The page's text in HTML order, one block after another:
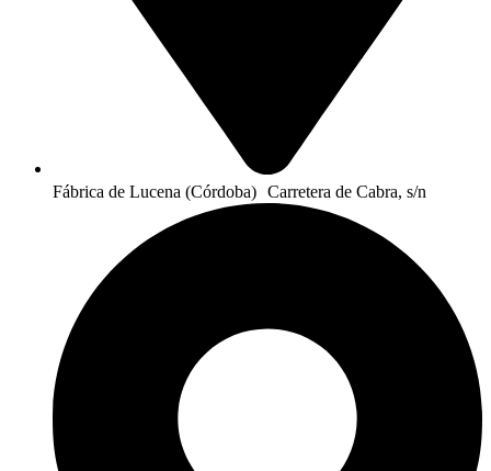
Fábrica de Lucena (Córdoba) Carretera de Cabra, s/n